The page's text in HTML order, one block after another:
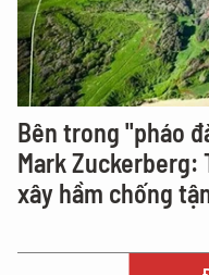
Bên trong "pháo
Mark Zuckerberg:
xây hầm chống